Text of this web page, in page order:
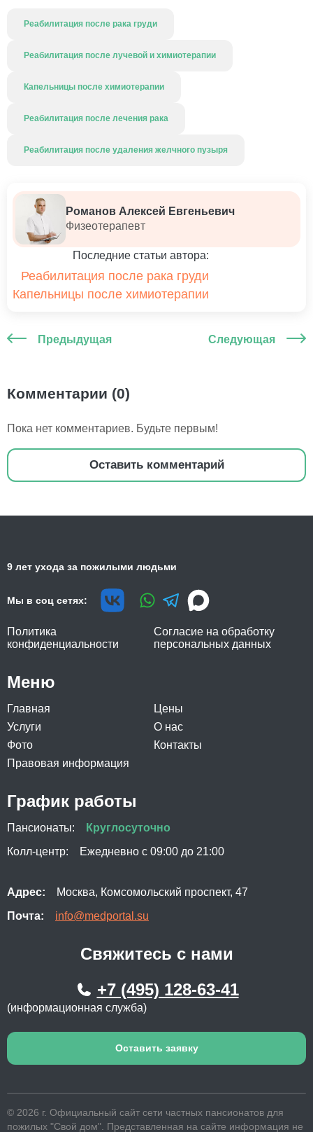
Реабилитация после рака груди
Реабилитация после лучевой и химиотерапии
Капельницы после химиотерапии
Реабилитация после лечения рака
Реабилитация после удаления желчного пузыря
Романов Алексей Евгеньевич
Физеотерапевт
Последние статьи автора:
Реабилитация после рака груди
Капельницы после химиотерапии
Предыдущая Следующая
Комментарии (0)
Пока нет комментариев. Будьте первым!
Оставить комментарий
9 лет ухода за пожилыми людьми
Мы в соц сетях:
Политика
конфиденциальности
Согласие на обработку
персональных данных
Меню
Главная
Цены
Услуги
О нас
Фото
Контакты
Правовая информация
График работы
Пансионаты:
Круглосуточно
Колл-центр:
Ежедневно с 09:00 до 21:00
Адрес:
Москва, Комсомольский проспект, 47
Почта:
info@medportal.su
Свяжитесь с нами
+7 (495) 128-63-41
(информационная служба)
Оставить заявку
© 2026 г. Официальный сайт сети частных пансионатов для
пожилых "Свой дом". Представленная на сайте информация не